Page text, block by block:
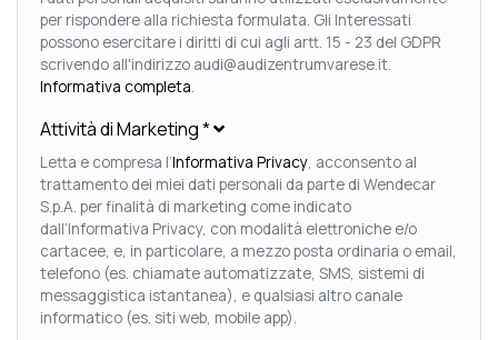
per rispondere alla richiesta formulata. Gli Interessati
possono esercitare i diritti di cui agli artt. 15 - 23 del GDPR
scrivendo all'indirizzo audi@audizentrumvarese.it.
Informativa completa
Attività di Marketing*
Letta e compresa l’Informativa Privacy , acconsento al
trattamento dei miei dati personali da parte di Wendecar
S.p.A. per finalità di marketing come indicato
dall’Informativa Privacy, con modalità elettroniche e/o
cartacee, e, in particolare, a mezzo posta ordinaria o email,
telefono (es. chiamate automatizzate, SMS, sistemi di
messaggistica istantanea), e qualsiasi altro canale
informatico (es. siti web, mobile app).